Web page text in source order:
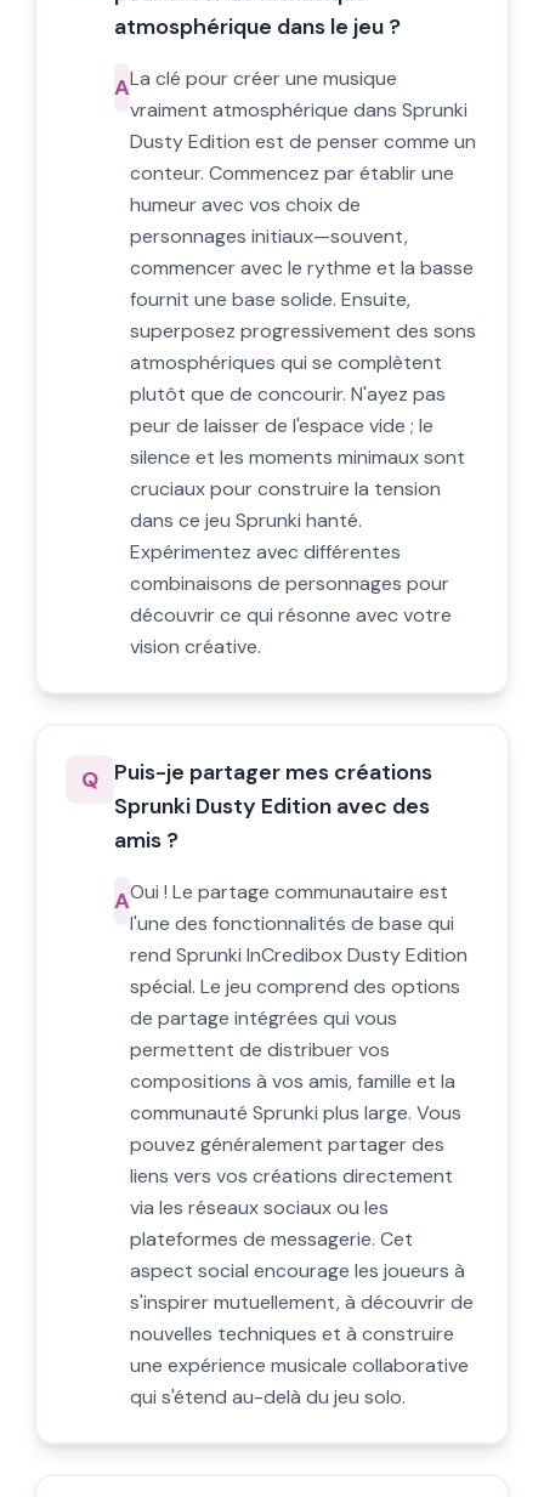
atmosphérique dans le jeu ?
ALa clé pour créer une musique
vraiment atmosphérique dans Sprunki
Dusty Edition est de penser comme un
conteur. Commencez par établir une
humeur avec vos choix de
personnages initiaux—souvent,
commencer avec le rythme et la basse
fournit une base solide. Ensuite,
superposez progressivement des sons
atmosphériques qui se complètent
plutôt que de concourir. N'ayez pas
peur de laisser de l'espace vide ; le
silence et les moments minimaux sont
cruciaux pour construire la tension
dans ce jeu Sprunki hanté.
Expérimentez avec différentes
combinaisons de personnages pour
découvrir ce qui résonne avec votre
vision créative.
Q Puis-je partager mes créations
Sprunki Dusty Edition avec des
amis ?
AOui ! Le partage communautaire est
l'une des fonctionnalités de base qui
rend Sprunki InCredibox Dusty Edition
spécial. Le jeu comprend des options
de partage intégrées qui vous
permettent de distribuer vos
compositions à vos amis, famille et la
communauté Sprunki plus large. Vous
pouvez généralement partager des
liens vers vos créations directement
via les réseaux sociaux ou les
plateformes de messagerie. Cet
aspect social encourage les joueurs à
s'inspirer mutuellement, à découvrir de
nouvelles techniques et à construire
une expérience musicale collaborative
qui s'étend au-delà du jeu solo.